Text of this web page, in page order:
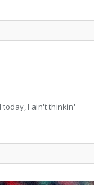
today, I ain't thinkin'